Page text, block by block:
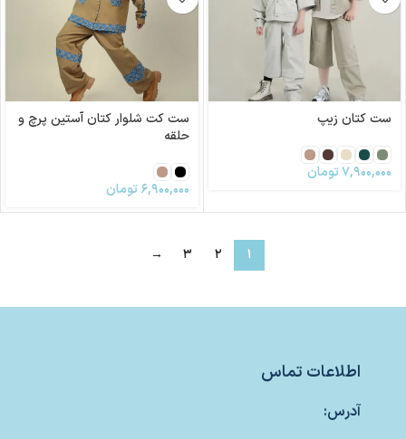
ست کتان زیپ
۷,۹۰۰,۰۰۰تومان
ست کت شلوار کتان آستین پرچ و
حلقه
۶,۹۰۰,۰۰۰ تومان
۱ ۲ ۳ →
اطلاعات تماس
آدرس: